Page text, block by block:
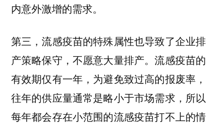
内意外激增的需求。
第三，流感疫苗的特殊属性也导致了企业排
产策略保守，不愿意大量排产。流感疫苗的
有效期仅有一年，为避免致过高的报废率，
往年的供应量通常是略小于市场需求，所以
每年都会存在小范围的流感疫苗打不上的情